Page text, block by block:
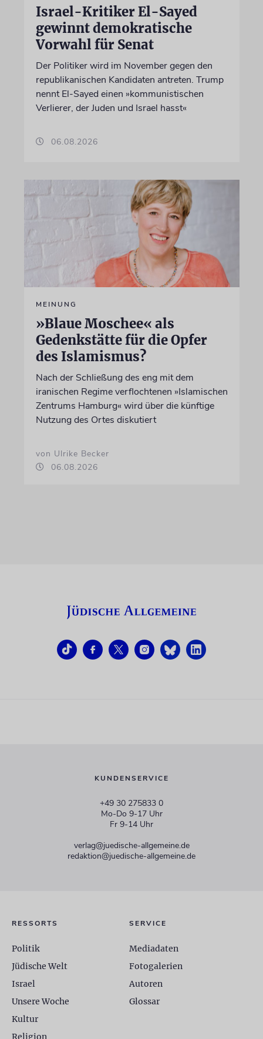
Israel-Kritiker El-Sayed
gewinnt demokratische
Vorwahl für Senat
Der Politiker wird im November gegen den
republikanischen Kandidaten antreten. Trump
nennt El-Sayed einen »kommunistischen
Verlierer, der Juden und Israel hasst«
06.08.2026
MEINUNG
»Blaue Moschee« als
Gedenkstätte für die Opfer
des Islamismus?
Nach der Schließung des eng mit dem
iranischen Regime verflochtenen »Islamischen
Zentrums Hamburg« wird über die künftige
Nutzung des Ortes diskutiert
von Ulrike Becker
06.08.2026
KUNDENSERVICE
+49 30 275833 0
Mo-Do 9-17 Uhr
Fr 9-14 Uhr
verlag@juedische-allgemeine.de
redaktion@juedische-allgemeine.de
RESSORTS
Politik
Jüdische Welt
Israel
Unsere Woche
Kultur
Religion
SERVICE
Mediadaten
Fotogalerien
Autoren
Glossar